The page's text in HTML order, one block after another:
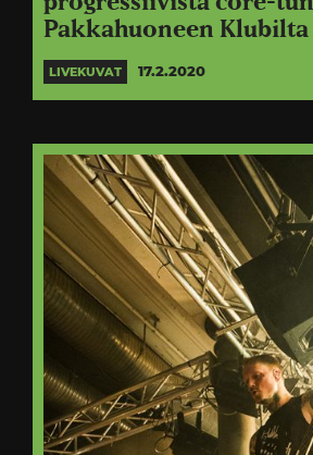
Pakkahuoneen Klubilta
LIVEKUVAT 17.2.2020